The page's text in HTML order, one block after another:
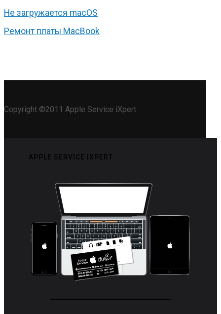
Не загружается macOS
Ремонт платы MacBook
Copyright ©2011 Apple Service iXpert
APPLE SERVICE IXPERT